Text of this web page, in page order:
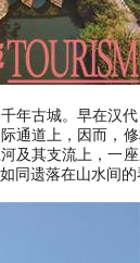
年古城。早在汉
通道上，因而，
及其支流上，一
遗落在山水间的